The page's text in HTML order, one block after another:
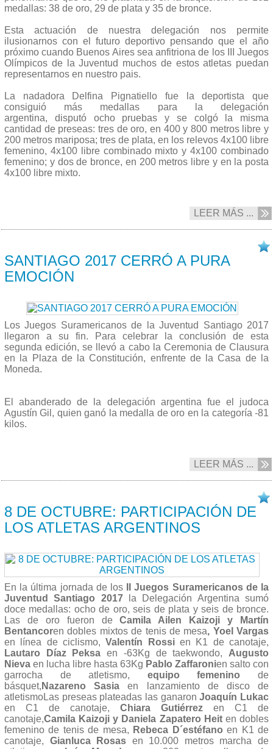
medallas: 38 de oro, 29 de plata y 35 de bronce.
Esta actuación de nuestra delegación nos permite
ilusionarnos con el futuro deportivo pensando que el año
próximo cuando Buenos Aires sea anfitriona de los III Juegos
Olímpicos de la Juventud muchos de estos atletas puedan
representarnos en nuestro pais.
La nadadora Delfina Pignatiello fue la deportista que
consiguió más medallas para la delegación
argentina, disputó ocho pruebas y se colgó la misma
cantidad de preseas: tres de oro, en 400 y 800 metros libre y
200 metros mariposa; tres de plata, en los relevos 4x100 libre
femenino, 4x100 libre combinado mixto y 4x100 combinado
femenino; y dos de bronce, en 200 metros libre y en la posta
4x100 libre mixto.
LEER MÁS ...
SANTIAGO 2017 CERRÓ A PURA
EMOCIÓN
Los Juegos Suramericanos de la Juventud Santiago 2017
llegaron a su fin. Para celebrar la conclusión de esta
segunda edición, se llevó a cabo la Ceremonia de Clausura
en la Plaza de la Constitución, enfrente de la Casa de la
Moneda.
El abanderado de la delegación argentina fue el judoca
Agustín Gil, quien ganó la medalla de oro en la categoría -81
kilos.
LEER MÁS ...
8 DE OCTUBRE: PARTICIPACIÓN DE
LOS ATLETAS ARGENTINOS
En la última jornada de los
II Juegos Suramericanos de la
Juventud Santiago 2017la Delegación Argentina sumó
doce medallas: ocho de oro, seis de plata y seis de bronce.
Las de oro fueron deCamila Ailen Kaizoji y Martín
Bentancoren dobles mixtos de tenis de mesa, Yoel Vargas
en línea de ciclismo, Valentín Rossi en K1 de canotaje,
Lautaro Díaz
Peksa en -63Kg de taekwondo, Augusto
Nieva en lucha libre hasta 63Kg Pablo Zaffaronien salto con
garrocha de atletismo, equipo femenino de
básquet, Nazareno Sasia en lanzamiento de disco de
atletismoLas preseas plateadas las ganaronJoaquín Lukac
en C1 de canotaje, Chiara Gutiérrez en C1 de
canotaje,Camila Kaizoji y Daniela Zapatero Heiten dobles
femenino de tenis de mesa, Rebeca D´estéfano en K1 de
canotaje, Gianluca Rosas en 10.000 metros marcha de